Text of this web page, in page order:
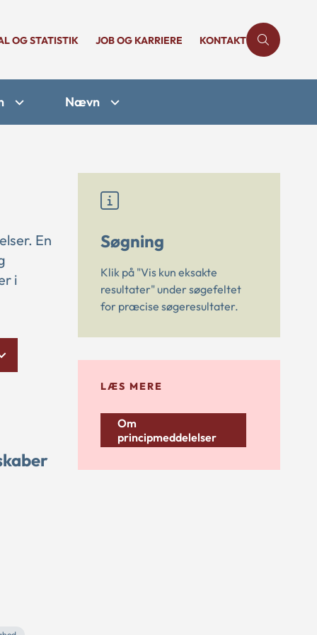
OG STATISTIK JOB OG KARRIERE KONTAKT
Nævn
En
i
Søgning
Klik på "Vis kun eksakte
resultater" under søgefeltet
for præcise søgeresultater.
LÆS MERE
Om
principmeddelelser